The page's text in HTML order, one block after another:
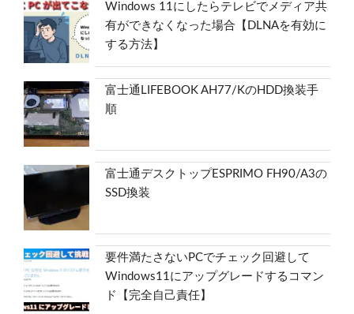
Windows 11にしたらテレビでメディア共
有ができなくなった場合【DLNAを有効に
する方法】
富士通LIFEBOOK AH77/KのHDD換装手
順
富士通デスクトップESPRIMO FH90/A3の
SSD換装
要件満たさないPCでチェック回避して
Windows11にアップグレードするコマン
ド【完全自己責任】